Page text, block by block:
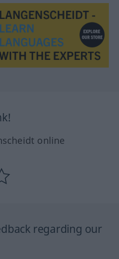
online
regarding our